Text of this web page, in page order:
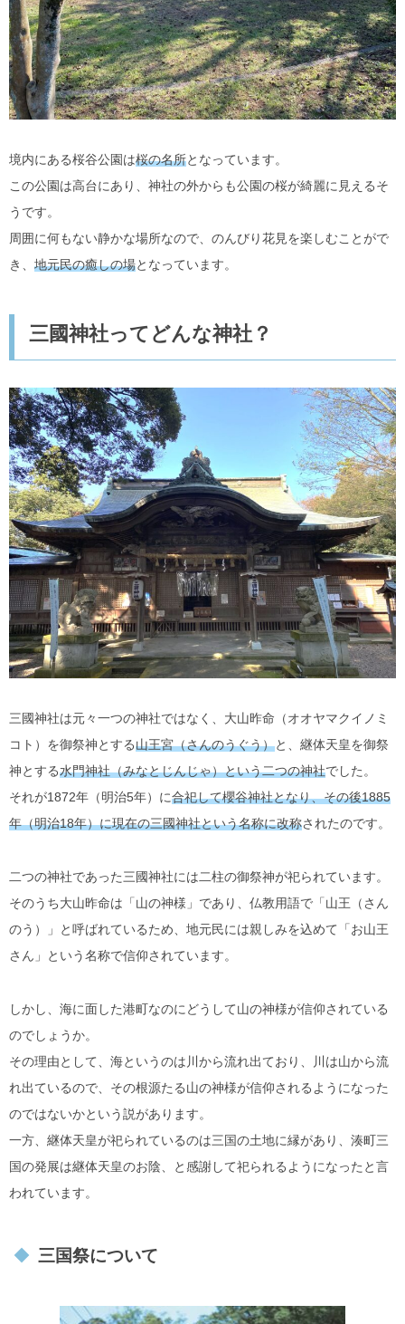
境内にある桜谷公園は桜の名所となっています。
この公園は高台にあり、神社の外からも公園の桜が綺麗に見えるそ
うです。
周囲に何もない静かな場所なので、のんびり花見を楽しむことがで
き、 地元民の癒しの場となっています。
三國神社ってどんな神社？
三國神社は元々一つの神社ではなく、大山昨命（オオヤマクイノミ
コト）を御祭神とする山王宮（さんのうぐう）と、継体天皇を御祭
神とする水門神社（みなとじんじゃ）という二つの神社でした。
それが1872年（明治5年）に合祀して櫻谷神社となり、その後1885
年（明治18年）に現在の三國神社という名称に改称されたのです。
二つの神社であった三國神社には二柱の御祭神が祀られています。
そのうち大山昨命は「山の神様」であり、仏教用語で「山王（さん
のう）」と呼ばれているため、地元民には親しみを込めて「お山王
さん」という名称で信仰されています。
しかし、海に面した港町なのにどうして山の神様が信仰されている
のでしょうか。
その理由として、海というのは川から流れ出ており、川は山から流
れ出ているので、その根源たる山の神様が信仰されるようになった
のではないかという説があります。
一方、継体天皇が祀られているのは三国の土地に縁があり、湊町三
国の発展は継体天皇のお陰、と感謝して祀られるようになったと言
われています。
三国祭について